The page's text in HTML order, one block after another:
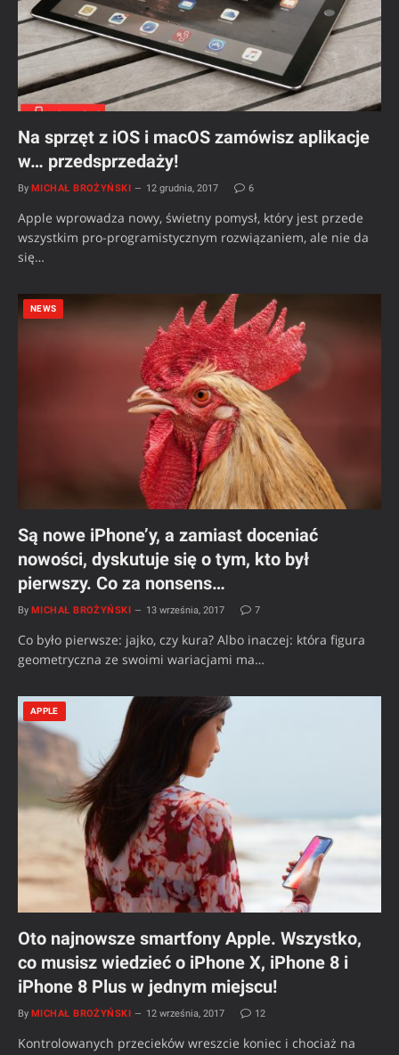
Na sprzęt z iOS i macOS zamówisz aplikacje
w… przedsprzedaży!
By MICHAŁ BROŻYŃSKI 12 grudnia, 2017 6
Apple wprowadza nowy, świetny pomysł, który jest przede
wszystkim pro-programistycznym rozwiązaniem, ale nie da
się…
NEWS
Są nowe iPhone’y, a zamiast doceniać
nowości, dyskutuje się o tym, kto był
pierwszy. Co za nonsens…
By MICHAŁ BROŻYŃSKI 13 września, 2017 7
Co było pierwsze: jajko, czy kura? Albo inaczej: która figura
geometryczna ze swoimi wariacjami ma…
APPLE
Oto najnowsze smartfony Apple. Wszystko,
co musisz wiedzieć o iPhone X, iPhone 8 i
iPhone 8 Plus w jednym miejscu!
By MICHAŁ BROŻYŃSKI 12 września, 2017 12
Kontrolowanych przecieków wreszcie koniec i chociaż na